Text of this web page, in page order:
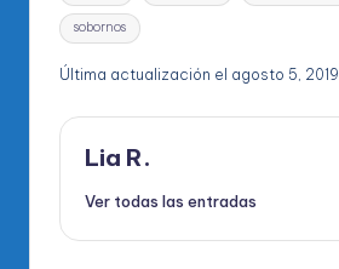
sobornos
Última actualización el agosto 5, 2019
Lia R.
Ver todas las entradas